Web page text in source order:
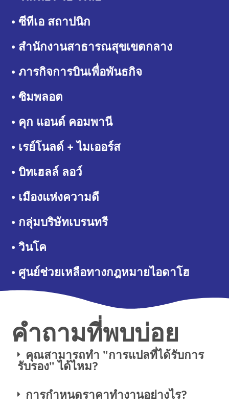
• ซีทีเอ สถาปนิก
• สำนักงานสาธารณสุขเขตกลาง
• ภารกิจการบินเพื่อพันธกิจ
• ซิมพลอต
• คุก แอนด์ คอมพานี
• เรย์โนลด์ + ไมเออร์ส
• บิทเฮลล์ ลอว์
• เมืองแห่งความดี
• กลุ่มบริษัทเบรนทรี
• วินโค
• ศูนย์ช่วยเหลือทางกฎหมายไอดาโฮ
คำถามที่พบบ่อย
คุณสามารถทำ "การแปลที่ได้รับการ
รับรอง" ได้ไหม?
การกำหนดราคาทำงานอย่างไร?